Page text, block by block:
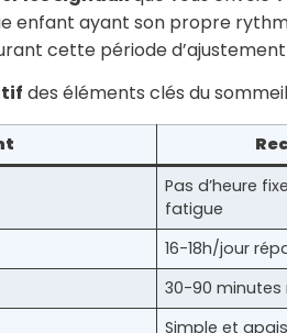
enfant ayant son propre
cette période
des éléments clés du sommeil
Pas d’heure
fatigue
16-18h/jour
30-90 minutes
Simple et